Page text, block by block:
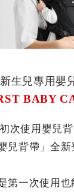
新生兒專用嬰
BABY
次使用嬰兒
兒背帶」全新
第一次使用